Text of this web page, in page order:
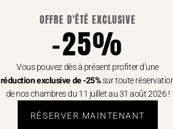
OFFRE D'ÉTÉ EXCLUSIVE
-25%
Vous pouvez dès à présent profiter d’une
réduction exclusive de -25%sur toute
de nos chambres du 11 juillet au 31 août 2026 !
RÉSERVER MAINTENANT